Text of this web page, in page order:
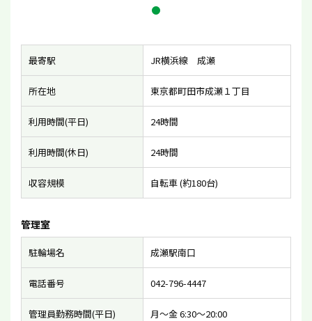
最寄駅 JR横浜線 成瀬
所在地 東京都町田市成瀬１丁目
利用時間(平日) 24時間
利用時間(休日) 24時間
収容規模 自転車 (約180台)
管理室
駐輪場名 成瀬駅南口
電話番号 042-796-4447
管理員勤務時間(平日) 月〜金 6:30〜20:00